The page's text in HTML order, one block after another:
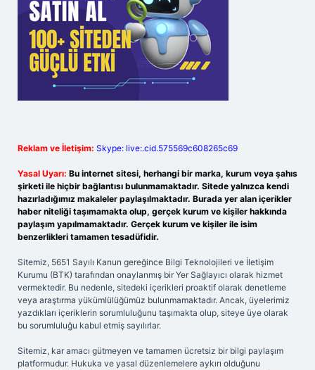
Reklam ve İletişim: Skype: live:.cid.575569c608265c69
Yasal Uyarı: Bu internet sitesi, herhangi bir marka, kurum veya şahıs
şirketi ile hiçbir bağlantısı bulunmamaktadır. Sitede yalnızca kendi
hazırladığımız makaleler paylaşılmaktadır. Burada yer alan içerikler
haber niteliği taşımamakta olup, gerçek kurum ve kişiler hakkında
paylaşım yapılmamaktadır. Gerçek kurum ve kişiler ile isim
benzerlikleri tamamen tesadüfidir.
Sitemiz, 5651 Sayılı Kanun gereğince Bilgi Teknolojileri ve İletişim
Kurumu (BTK) tarafından onaylanmış bir Yer Sağlayıcı olarak hizmet
vermektedir. Bu nedenle, sitedeki içerikleri proaktif olarak denetleme
veya araştırma yükümlülüğümüz bulunmamaktadır. Ancak, üyelerimiz
yazdıkları içeriklerin sorumluluğunu taşımakta olup, siteye üye olarak
bu sorumluluğu kabul etmiş sayılırlar.
Sitemiz, kar amacı gütmeyen ve tamamen ücretsiz bir bilgi paylaşım
platformudur. Hukuka ve yasal düzenlemelere aykırı olduğunu